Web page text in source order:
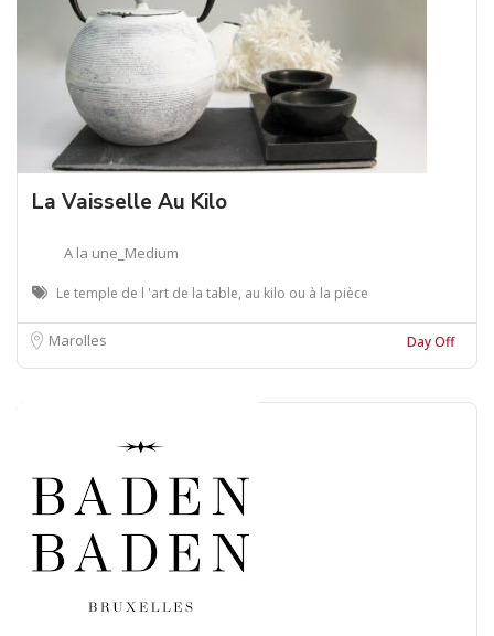
La Vaisselle Au Kilo
A la une_Medium
Le temple de l 'art de la table, au kilo ou à la pièce
Marolles Day Off